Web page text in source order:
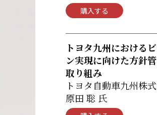
購入する
トヨタ九州における
ン実現に向けた方針
取り組み
トヨタ自動車九州株
原田 聡 氏